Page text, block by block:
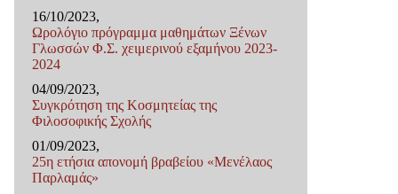
16/10/2023,
Ωρολόγιο πρόγραμμα μαθημάτων Ξένων
Γλωσσών Φ.Σ. χειμερινού εξαμήνου 2023-
2024
04/09/2023,
Συγκρότηση της Κοσμητείας της
Φιλοσοφικής Σχολής
01/09/2023,
25η ετήσια απονομή βραβείου «Μενέλαος
Παρλαμάς»